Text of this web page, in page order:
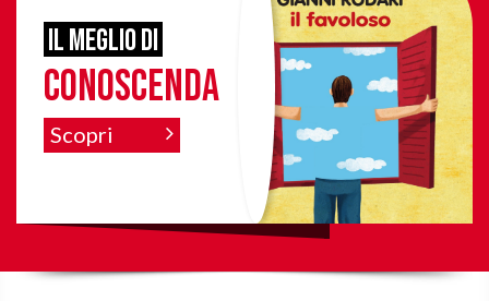
il meglio di
Conoscenda
Scopri